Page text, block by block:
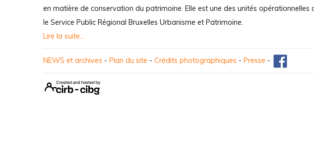
en matière de conservation du patrimoine. Elle est une des unités opérationnelles
le Service Public Régional Bruxelles Urbanisme et Patrimoine.
Lire la suite...
NEWS et archives - Plan du site - Crédits photographiques - Presse -